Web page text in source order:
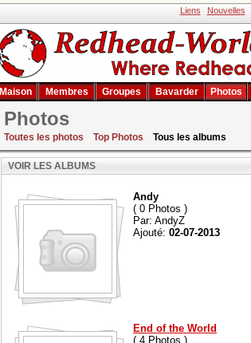
Liens Nouvelles
Maison Membres Groupes Bavarder Photos
Photos
Toutes les photos Top Photos Tous les albums
Voir les albums
VOIR LES ALBUMS
Andy
( 0 Photos )
Par: AndyZ
Ajouté: 02-07-2013
End of the World
( 4 Photos )